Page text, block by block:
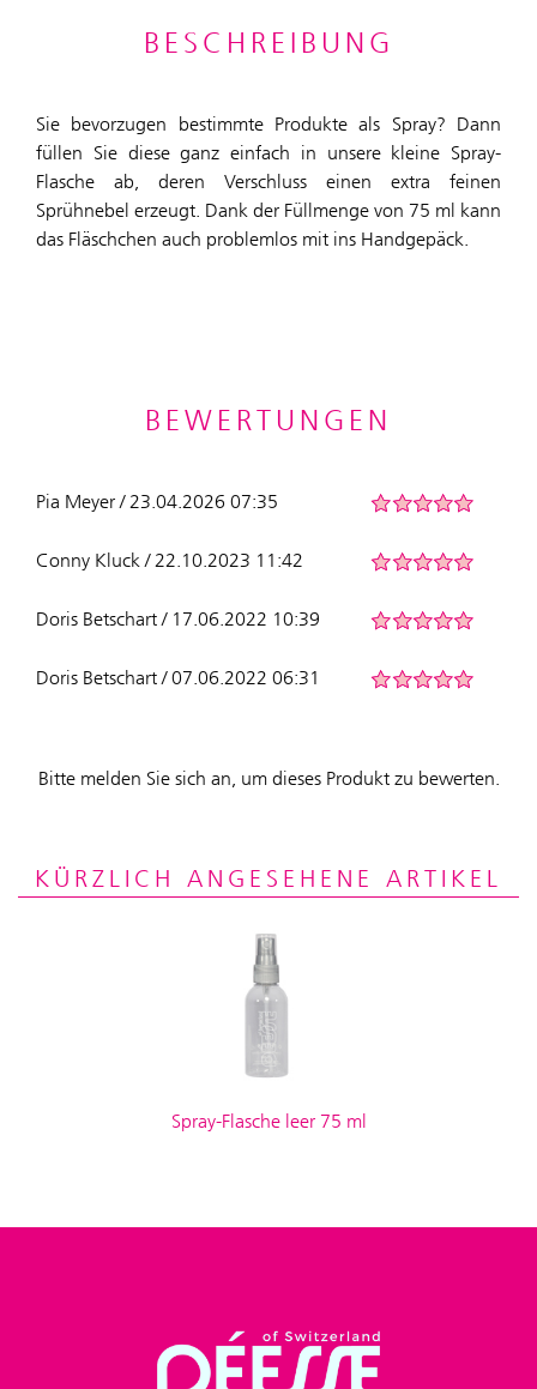
BESCHREIBUNG
Sie bevorzugen bestimmte Produkte als Spray? Dann
füllen Sie diese ganz einfach in unsere kleine Spray-
Flasche ab, deren Verschluss einen extra feinen
Sprühnebel erzeugt. Dank der Füllmenge von 75 ml kann
das Fläschchen auch problemlos mit ins Handgepäck.
BEWERTUNGEN
Pia Meyer / 23.04.2026 07:35
Conny Kluck / 22.10.2023 11:42
Doris Betschart / 17.06.2022 10:39
Doris Betschart / 07.06.2022 06:31
Bitte melden Sie sich an, um dieses Produkt zu bewerten.
KÜRZLICH ANGESEHENE ARTIKEL
Spray-Flasche leer 75 ml